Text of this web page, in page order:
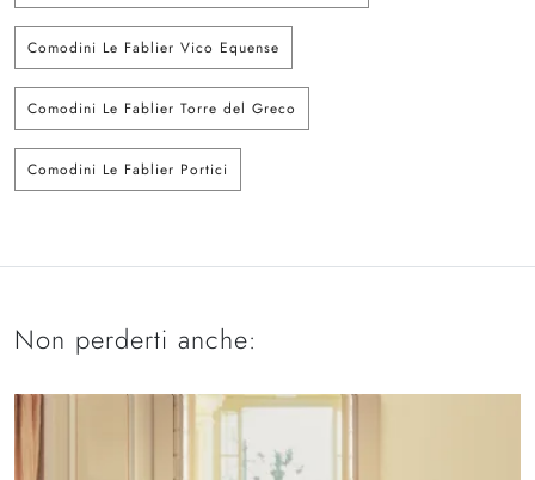
Comodini Le Fablier Vico Equense
Comodini Le Fablier Torre del Greco
Comodini Le Fablier Portici
Non perderti anche: